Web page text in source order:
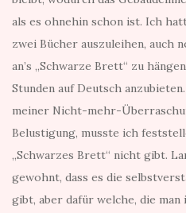
als es ohnehin schon ist. Ich
zwei Bücher auszuleihen, auch
an’s „Schwarze Brett“ zu
Stunden auf Deutsch
meiner Nicht-mehr-
Belustigung, musste ich
„Schwarzes Brett“ nicht gibt.
gewohnt, dass es die
gibt, aber dafür welche, die man